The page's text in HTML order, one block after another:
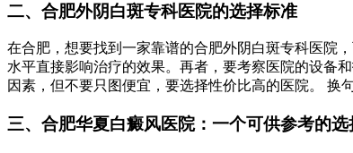
二、合肥外阴白斑专科医院的选择标准
在合肥，想要找到一家靠谱的合肥外阴白斑专科医院
水平直接影响治疗的效果。再者，要考察医院的设备
因素，但不要只图便宜，要选择性价比高的医院。 换
三、合肥华夏白癜风医院：一个可供参考的选